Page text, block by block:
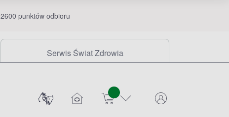
2600 punktów odbioru
Serwis Świat Zdrowia
sztuk